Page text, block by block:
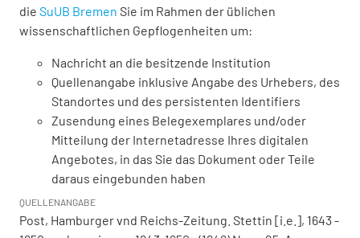
die SuUB Bremen Sie im Rahmen der üblichen
wissenschaftlichen Gepflogenheiten um:
Nachricht an die besitzende Institution
Quellenangabe inklusive Angabe des Urhebers, des
Standortes und des persistenten Identifiers
Zusendung eines Belegexemplares und/oder
Mitteilung der Internetadresse Ihres digitalen
Angebotes, in das Sie das Dokument oder Teile
daraus eingebunden haben
QUELLENANGABE
Post, Hamburger vnd Reichs-Zeitung. Stettin [i.e.], 1643 -